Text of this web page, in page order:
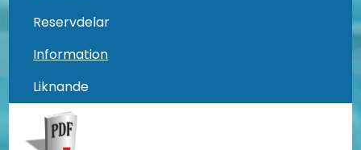
Reservdelar
Information
Liknande